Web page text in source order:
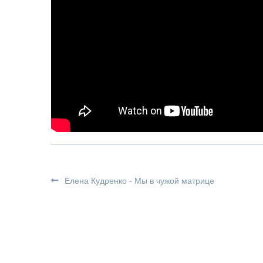
Елена Кудренко - Мы в чужой матрице